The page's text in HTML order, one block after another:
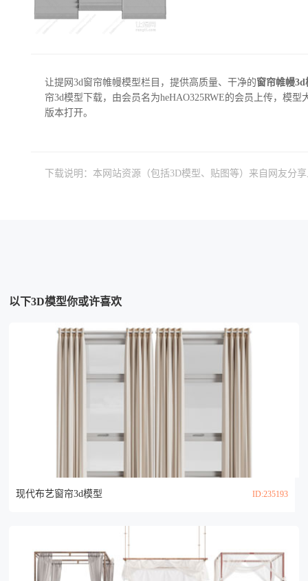
让提网3d窗帘帷幔模型栏目，提供高质量、干净的窗帘帷幔
帘3d模型下载，由会员名为heHAO325RWE的会员上传，模型
版本打开。
下载说明：本网站资源（包括3D模型、贴图等）来自网友分
以下3D模型你或许喜欢
现代布艺窗帘3d模型 ID:235193